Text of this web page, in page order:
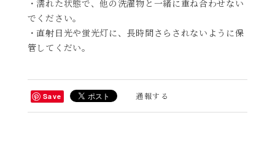
・濡れた状態で、他の洗濯物と一緒に重ね合わせない
でください。
・直射日光や蛍光灯に、長時間さらされないように保
管してくだい。
Save 通報する